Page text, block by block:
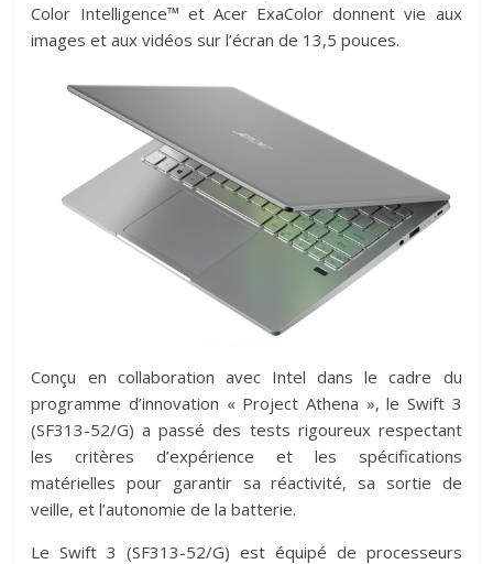
Color Intelligence™ et Acer ExaColor donnent vie aux
images et aux vidéos sur l’écran de 13,5 pouces.
Conçu en collaboration avec Intel dans le cadre du
programme d’innovation « Project Athena », le Swift 3
(SF313-52/G) a passé des tests rigoureux respectant
les critères d’expérience et les spécifications
matérielles pour garantir sa réactivité, sa sortie de
veille, et l’autonomie de la batterie.
Le Swift 3 (SF313-52/G) est équipé de processeurs